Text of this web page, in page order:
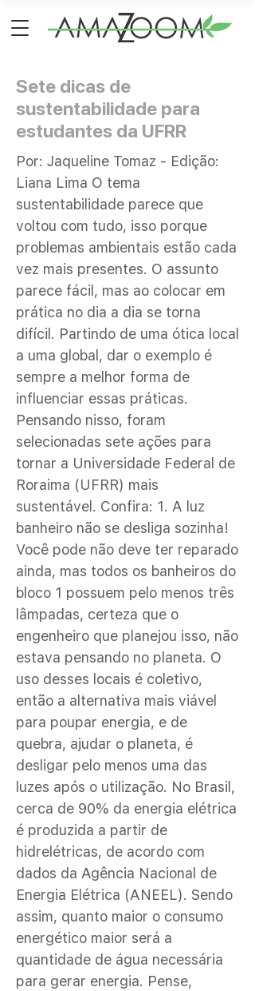
Sete dicas de
sustentabilidade para
estudantes da UFRR
Por: Jaqueline Tomaz - Edição:
Liana Lima O tema
sustentabilidade parece que
voltou com tudo, isso porque
problemas ambientais estão cada
vez mais presentes. O assunto
parece fácil, mas ao colocar em
prática no dia a dia se torna
difícil. Partindo de uma ótica local
a uma global, dar o exemplo é
sempre a melhor forma de
influenciar essas práticas.
Pensando nisso, foram
selecionadas sete ações para
tornar a Universidade Federal de
Roraima (UFRR) mais
sustentável. Confira: 1. A luz
banheiro não se desliga sozinha!
Você pode não deve ter reparado
ainda, mas todos os banheiros do
bloco 1 possuem pelo menos três
lâmpadas, certeza que o
engenheiro que planejou isso, não
estava pensando no planeta. O
uso desses locais é coletivo,
então a alternativa mais viável
para poupar energia, e de
quebra, ajudar o planeta, é
desligar pelo menos uma das
luzes após o utilização. No Brasil,
cerca de 90% da energia elétrica
é produzida a partir de
hidrelétricas, de acordo com
dados da Agência Nacional de
Energia Elétrica (ANEEL). Sendo
assim, quanto maior o consumo
energético maior será a
quantidade de água necessária
para gerar energia. Pense,